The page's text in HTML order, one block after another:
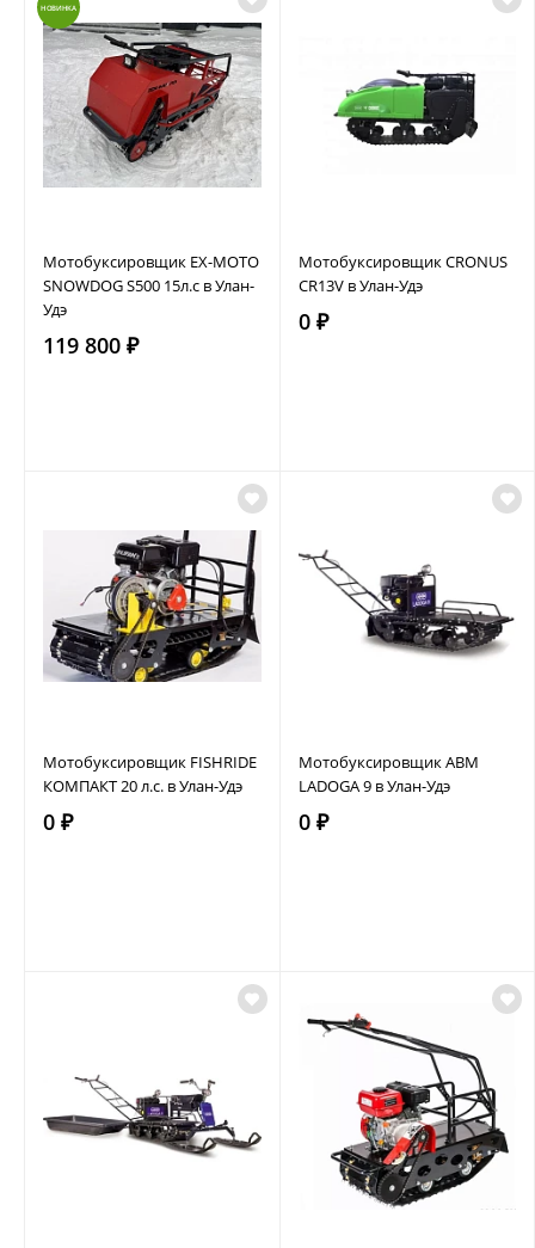
НОВИНКА
Мотобуксировщик EX-MOTO
SNOWDOG S500 15л.с в Улан-
Удэ
119 800 ₽
Мотобуксировщик CRONUS
CR13V в Улан-Удэ
0 ₽
Мотобуксировщик FISHRIDE
КОМПАКТ 20 л.с. в Улан-Удэ
0 ₽
Мотобуксировщик АВМ
LADOGA 9 в Улан-Удэ
0 ₽